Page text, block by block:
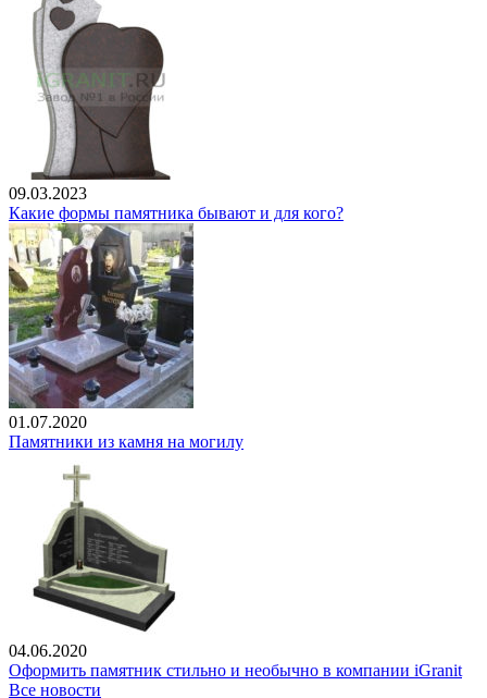
09.03.2023
Какие формы памятника бывают и для кого?
01.07.2020
Памятники из камня на могилу
04.06.2020
Оформить памятник стильно и необычно в компании iGranit
Все новости